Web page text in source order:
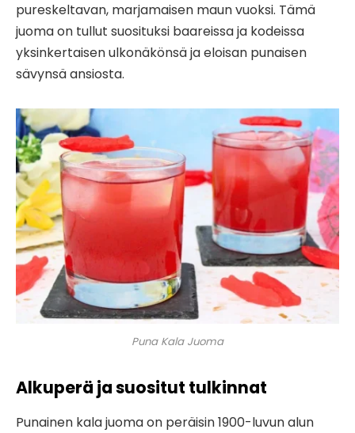
pureskeltavan, marjamaisen maun vuoksi. Tämä
juoma on tullut suosituksi baareissa ja kodeissa
yksinkertaisen ulkonäkönsä ja eloisan punaisen
sävynsä ansiosta.
Puna Kala Juoma
Alkuperä ja suositut tulkinnat
Punainen kala juoma on peräisin 1900-luvun alun